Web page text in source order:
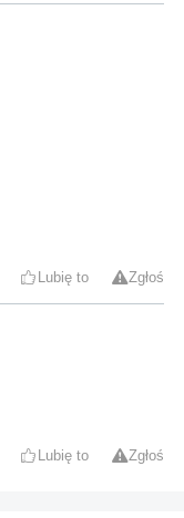
Lubię to Zgłoś
Lubię to Zgłoś